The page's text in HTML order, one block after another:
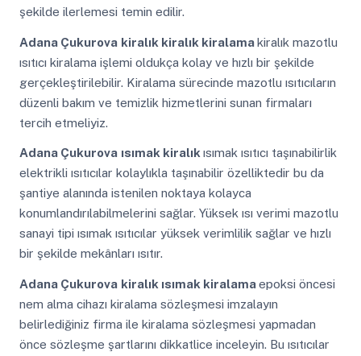
şekilde ilerlemesi temin edilir.
Adana Çukurova kiralık kiralık kiralamakiralık mazotlu
ısıtıcı kiralama işlemi oldukça kolay ve hızlı bir şekilde
gerçekleştirilebilir. Kiralama sürecinde mazotlu ısıtıcıların
düzenli bakım ve temizlik hizmetlerini sunan firmaları
tercih etmeliyiz.
Adana Çukurova ısımak kiralık ısımak ısıtıcı taşınabilirlik
elektrikli ısıtıcılar kolaylıkla taşınabilir özelliktedir bu da
şantiye alanında istenilen noktaya kolayca
konumlandırılabilmelerini sağlar. Yüksek ısı verimi mazotlu
sanayi tipi ısımak ısıtıcılar yüksek verimlilik sağlar ve hızlı
bir şekilde mekânları ısıtır.
Adana Çukurova kiralık ısımak kiralamaepoksi öncesi
nem alma cihazı kiralama sözleşmesi imzalayın
belirlediğiniz firma ile kiralama sözleşmesi yapmadan
önce sözleşme şartlarını dikkatlice inceleyin. Bu ısıtıcılar